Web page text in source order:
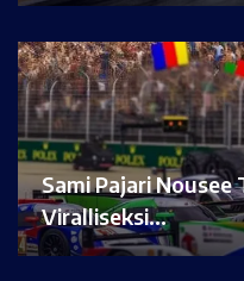
Sami Pajari
Viralliseksi…